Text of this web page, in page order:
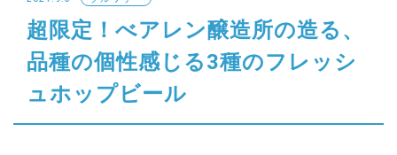
超限定！べアレン醸造所の造る、
品種の個性感じる3種のフレッシ
ュホップビール